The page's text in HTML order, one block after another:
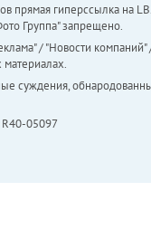
прямая гиперссылка на
Группа" запрещено.
/ "Новости
материалах.
суждения,
05097